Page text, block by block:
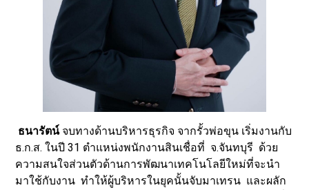
ธนารัตน์จบทางด้านบริหารธุรกิจ จากรั้วพ่อขุน เริ่มงานกับ
ธ.ก.ส. ในปี 31 ตำแหน่งพนักงานสินเชื่อที่ จ.จันทบุรี ด้วย
ความสนใจส่วนตัวด้านการพัฒนาเทคโนโลยีใหม่ที่จะนำ
มาใช้กับงาน ทำให้ผู้บริหารในยุคนั้นจับมาเทรน และผลัก